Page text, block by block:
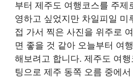
부터 제주도 여행코스를 주제
영하고 싶었지만 차일피일 미
접 가서 찍은 사진을 위주로
면 좋을 것 같아 오늘부터 여
해보려고 합니다. 제주도 여
팅으로 제주 동쪽 오름 중에